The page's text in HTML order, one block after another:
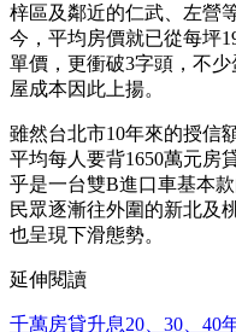
梓區及鄰近的仁武、左營
今，平均房價就已從每坪
單價，更衝破3字頭，不
屋成本因此上揚。
雖然台北市10年來的授信
平均每人要背1650萬元房
乎是一台雙B進口車基本
民眾逐漸往外圍的新北及
也呈現下滑態勢。
延伸閱讀
千萬房貸升息20、30、40